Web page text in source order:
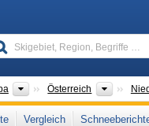
Kontinente
Österreich Länder
Vergleich